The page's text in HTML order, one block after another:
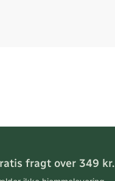
fragt over 349 kr.